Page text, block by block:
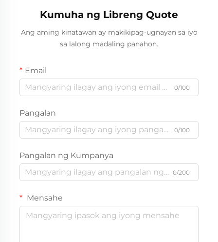
Kumuha ng Libreng Quote
Ang aming kinatawan ay makikipag-ugnayan sa iyo
sa lalong madaling panahon.
Email
0/100
Pangalan
0/100
Pangalan ng Kumpanya
0/200
Mensahe